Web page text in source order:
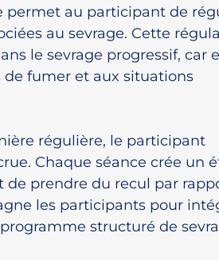
permet au participant de
au sevrage. Cette
le sevrage progressif, car
fumer et aux situations
régulière, le participant
Chaque séance crée un
prendre du recul par
les participants pour
structuré de